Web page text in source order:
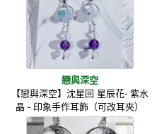
戀與深空
【戀與深空】沈星回 星辰花- 紫水
晶 - 印象手作耳飾（可改耳夾）